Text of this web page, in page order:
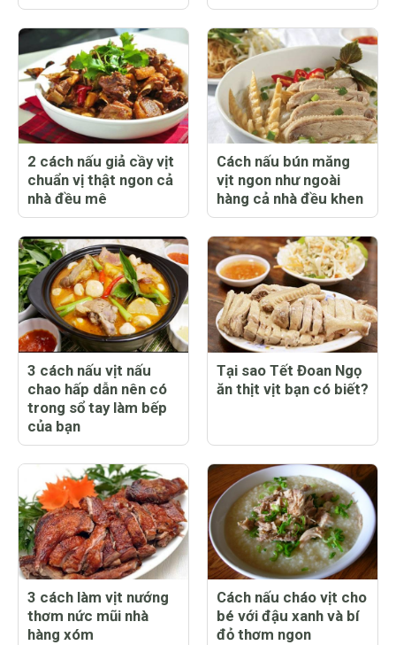
2 cách nấu giả cầy vịt
chuẩn vị thật ngon cả
nhà đều mê
Cách nấu bún măng
vịt ngon như ngoài
hàng cả nhà đều khen
3 cách nấu vịt nấu
chao hấp dẫn nên có
trong sổ tay làm bếp
của bạn
Tại sao Tết Đoan Ngọ
ăn thịt vịt bạn có biết?
3 cách làm vịt nướng
thơm nức mũi nhà
hàng xóm
Cách nấu cháo vịt cho
bé với đậu xanh và bí
đỏ thơm ngon